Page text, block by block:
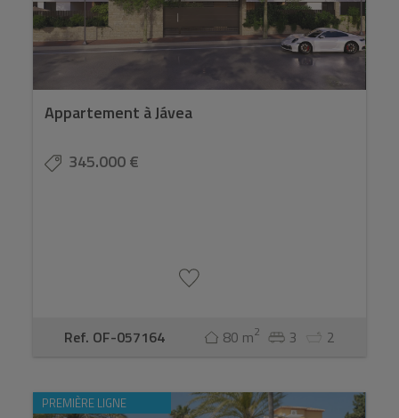
Appartement à Jávea
345.000 €
Ref. OF-057164 80 m2 3 2
PREMIÈRE LIGNE